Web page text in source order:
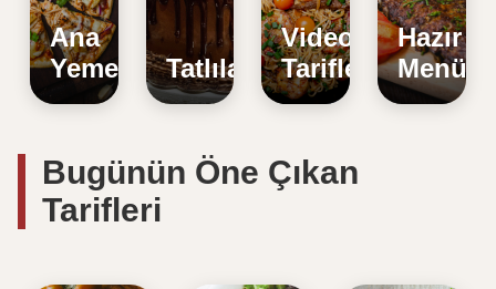
Ana
YemeklerTatlılar
Video
Tarifler
Hazır
Bugünün Öne Çıkan
Tarifleri